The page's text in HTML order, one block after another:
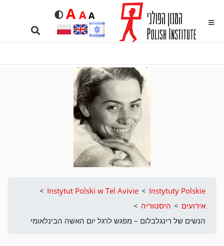
MENU
Rozmiar czcionki
A
Domyślna
A
Średnia
A
Duża
Search …
Instytuty Polskie
>
Instytut Polski w Tel Avivie
>
אירועים > היסטוריה >
הנשים של רינגלבלום – מפגש לרגל יום האשה הבינלאומי